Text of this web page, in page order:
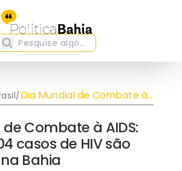
/Dia Mundial de Combate à
AIDS: mais de 2.304 casos
de HIV são registrados na
Bahia
Combate à AIDS:
casos de HIV são
Bahia